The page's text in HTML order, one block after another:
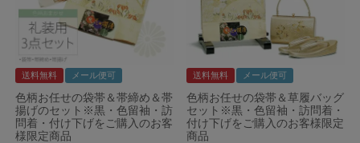
送料無料 メール便可
色柄お任せの袋帯＆帯締め＆帯
揚げのセット※黒・色留袖・訪
問着・付け下げをご購入のお客
様限定商品
送料無料 メール便可
色柄お任せの袋帯＆草履バッグ
セット※黒・色留袖・訪問着・
付け下げをご購入のお客様限定
商品